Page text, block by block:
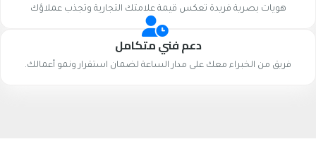
هويات بصرية فريدة تعكس قيمة علامتك التجارية وتجذب عملاؤك
دعم فني متكامل
فريق من الخبراء معك على مدار الساعة لضمان استقرار ونمو أعمالك.